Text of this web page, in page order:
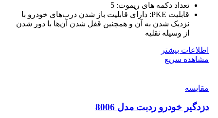
تعداد دکمه های ریموت: 5
قابلیت PKE:
دارای قابلیت باز شدن درب‌های خودرو با
نزدیک شدن به آن و همچنین قفل شدن آن‌ها با دور شدن
از وسیله نقلیه
اطلاعات بیشتر
مشاهده سریع
مقایسه
دزدگیر خودرو ردبت مدل 8006